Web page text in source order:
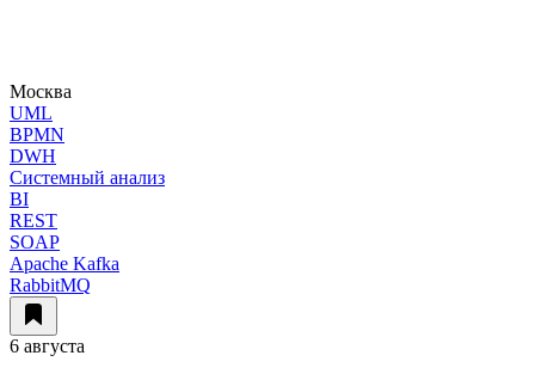
Москва
UML
BPMN
DWH
Системный анализ
BI
REST
SOAP
Apache Kafka
RabbitMQ
6 августа